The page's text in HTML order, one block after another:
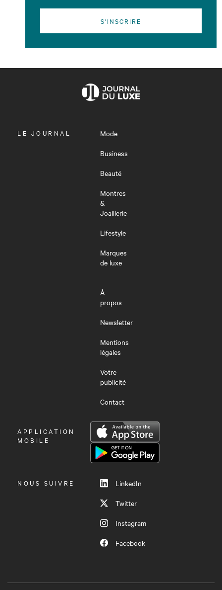
S'INSCRIRE
OUVRIR
LE JOURNAL
Mode
Business
Beauté
Montres
&
Joaillerie
Lifestyle
Marques
de luxe
À
propos
Newsletter
Mentions
légales
Votre
publicité
Contact
OUVRIR
LE
APPLICATION
MOBILE
NOUS SUIVRE
LinkedIn
Twitter
Instagram
Facebook